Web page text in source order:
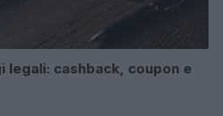
legali: cashback, coupon e